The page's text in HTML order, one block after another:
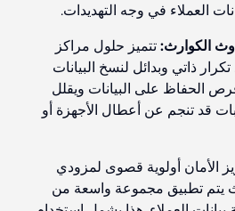
العملاء في وجه التهديدات.
الكوارث: تتميز حلول مراكز
ذاتي وبدائل لنسخ البيانات
الحفاظ على البيانات ويقلل
قد تنجم عن أعطال الأجهزة أو
الأمان أولوية قصوى لمزودي
يتم تطبيق مجموعة واسعة من